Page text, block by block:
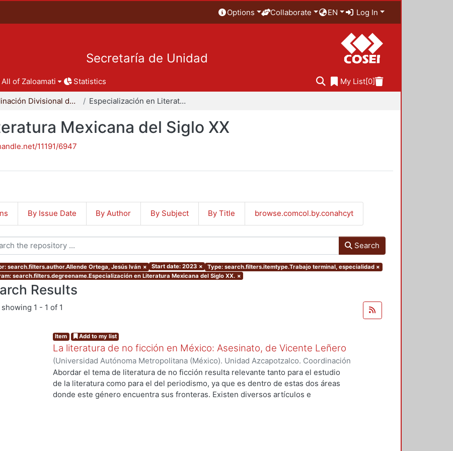
Options Collaborate EN Log In
Secretaría de Unidad
All of Zaloamati Statistics My List[0]
Coordinación Divisional de Posgrado Especialización en Literatura Mexicana del Siglo XX
Mexicana del Siglo XX
11191/6947
By Issue Date By Author By Subject By Title browse.comcol.by.conahcyt
Search
search.filters.author.Allende Ortega, Jesús Iván × Start date: 2023 × Type: search.filters.itemtype.Trabajo terminal, especialidad ×
search.filters.degreename.Especialización en Literatura Mexicana del Siglo XX. ×
Results
showing 1 - 1 of 1
Item Add to my list
La literatura de no ficción en México: Asesinato, de Vicente Leñero
(Universidad Autónoma Metropolitana (México). Unidad Azcapotzalco. Coordinación
de Servicios de Información.,2023-10)Allende Ortega, Jesús Iván
Abordar el tema de literatura de no ficción resulta relevante tanto para el estudio
de la literatura como para el del periodismo, ya que es dentro de estas dos áreas
donde este género encuentra sus fronteras. Existen diversos artículos e